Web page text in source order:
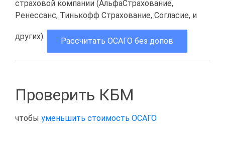
страховой компании (АльфаСтрахование,
Ренессанс, Тинькофф Страхование, Согласие, и
других). Рассчитать ОСАГО без допов
Проверить КБМ
чтобы уменьшить стоимость ОСАГО